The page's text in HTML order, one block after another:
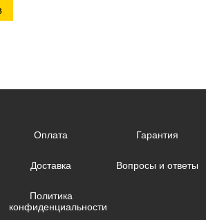
Оплата Гарантия
Доставка Вопросы и ответы
Политика
конфиденциальности